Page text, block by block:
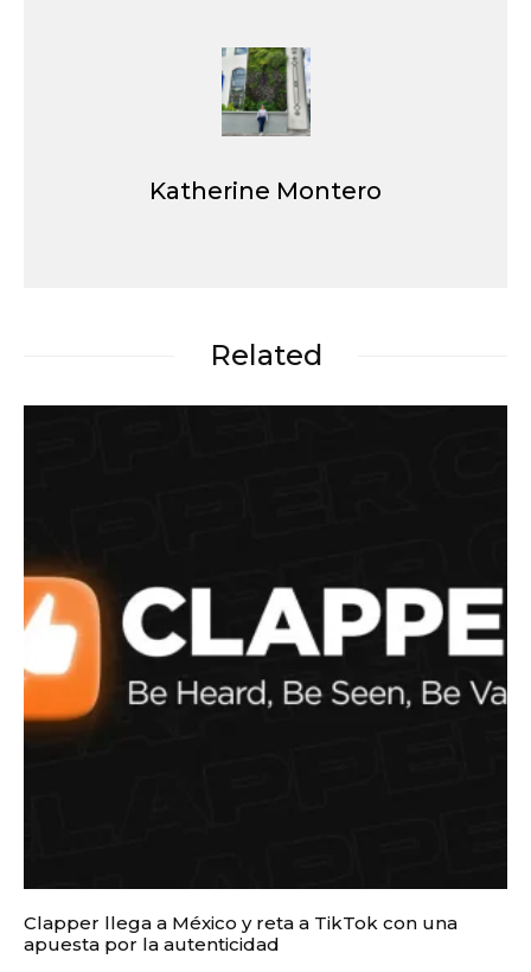
Katherine Montero
Related
Clapper llega a México y reta a TikTok con una
apuesta por la autenticidad